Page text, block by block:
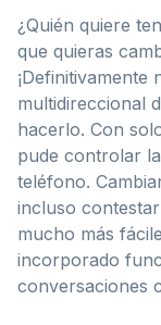
¿Quién quiere
que quieras
multidireccional
hacerlo. Con
pude controlar
teléfono.
incluso
mucho más
incorporado
conversaciones